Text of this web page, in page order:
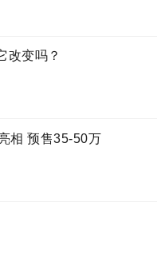
改变吗？
相 预售35-50万